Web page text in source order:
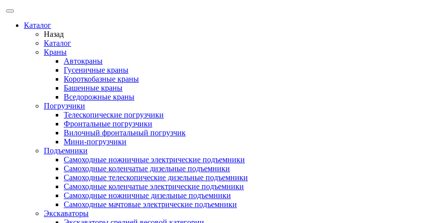
Каталог
Назад
Каталог
Краны
Автокраны
Гусеничные краны
Короткобазные краны
Башенные краны
Вcедорожные краны
Погрузчики
Телескопические погрузчики
Фронтальные погрузчики
Вилочный фронтальный погрузчик
Мини-погрузчики
Подъемники
Самоходные ножничные электрические подъемники
Самоходные коленчатые дизельные подъемники
Самоходные телескопические дизельные подъемники
Самоходные коленчатые электрические подъемники
Самоходные ножничные дизельные подъемники
Самоходные мачтовые электрические подъемники
Экскаваторы